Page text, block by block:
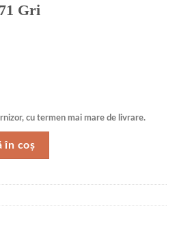
Gri
cu termen mai mare de livrare.
Gri
în coș